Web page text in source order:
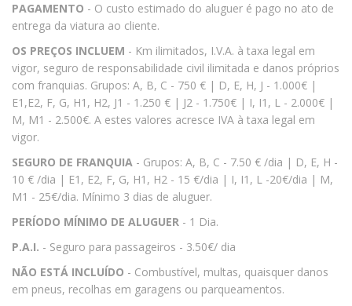
PAGAMENTO - O custo estimado do aluguer é pago no ato de
entrega da viatura ao cliente.
OS PREÇOS INCLUEM - Km ilimitados, I.V.A. à taxa legal em
vigor, seguro de responsabilidade civil ilimitada e danos próprios
com franquias. Grupos: A, B, C - 750 € | D, E, H, J - 1.000€ |
E1,E2, F, G, H1, H2, J1 - 1.250 € | J2 - 1.750€ | I, I1, L - 2.000€ |
M, M1 - 2.500€. A estes valores acresce IVA à taxa legal em
vigor.
SEGURO DE FRANQUIA - Grupos: A, B, C - 7.50 € /dia | D, E, H -
10 € /dia | E1, E2, F, G, H1, H2 - 15 €/dia | I, I1, L -20€/dia | M,
M1 - 25€/dia. Mínimo 3 dias de aluguer.
PERÍODO MÍNIMO DE ALUGUER - 1 Dia.
P.A.I. - Seguro para passageiros - 3.50€/ dia
NÃO ESTÁ INCLUÍDO - Combustível, multas, quaisquer danos
em pneus, recolhas em garagens ou parqueamentos.